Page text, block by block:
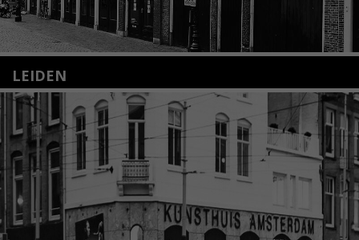
LEIDEN
Nieuwstraat 35
2312 KA Leiden
+31(0)71 – 52 84 480
info@kunsthuisleiden.nl
Lees meer